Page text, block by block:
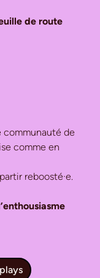
de route
communauté de
comme en
reboosté·e.